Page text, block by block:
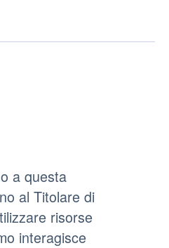
a questa
al Titolare di
risorse
interagisce